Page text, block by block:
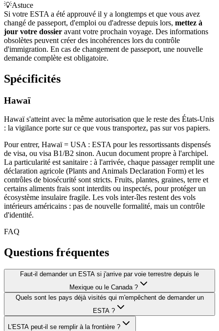
💡Astuce
Si votre ESTA a été approuvé il y a longtemps et que vous avez
changé de passeport, d'emploi ou d'adresse depuis lors, mettez à
jour votre dossier avant votre prochain voyage. Des informations
obsolètes peuvent créer des incohérences lors du contrôle
d'immigration. En cas de changement de passeport, une nouvelle
demande complète est obligatoire.
Spécificités
Hawaï
Hawaï s'atteint avec la même autorisation que le reste des États-Unis
: la vigilance porte sur ce que vous transportez, pas sur vos papiers.
Pour entrer, Hawaï = USA : ESTA pour les ressortissants dispensés
de visa, ou visa B1/B2 sinon. Aucun document propre à l'archipel.
La particularité est sanitaire : à l'arrivée, chaque passager remplit une
déclaration agricole (Plants and Animals Declaration Form) et les
contrôles de biosécurité sont stricts. Fruits, plantes, graines, terre et
certains aliments frais sont interdits ou inspectés, pour protéger un
écosystème insulaire fragile. Les vols inter-îles restent des vols
intérieurs américains : pas de nouvelle formalité, mais un contrôle
d'identité.
FAQ
Questions fréquentes
Faut-il demander un ESTA si j'arrive par voie terrestre depuis le
Mexique ou le Canada ?
Quels sont les pays déjà visités qui m'empêchent de demander un
ESTA ?
L'ESTA peut-il se remplir à la frontière ?